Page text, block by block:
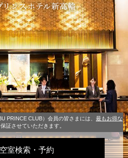
ンスホテル新高輪
PRINCE CLUB）会員の皆さまには、 最もお得な
証させていただきます。
空室検索・予約